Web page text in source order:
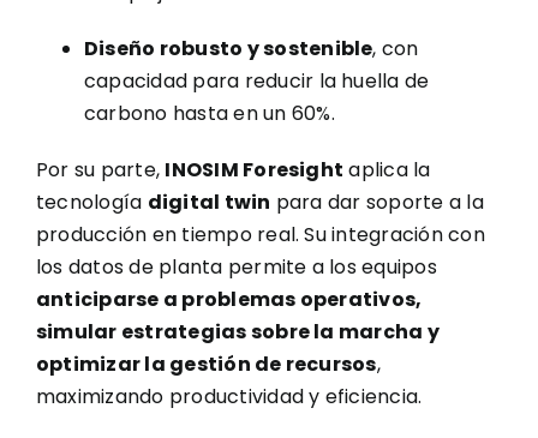
Diseño robusto y sostenible, con
capacidad para reducir la huella de
carbono hasta en un 60%.
Por su parte, INOSIM Foresight aplica la
tecnología digital twin para dar soporte a la
producción en tiempo real. Su integración con
los datos de planta permite a los equipos
anticiparse a problemas operativos,
simular estrategias sobre la marcha y
optimizar la gestión de recursos,
maximizando productividad y eficiencia.